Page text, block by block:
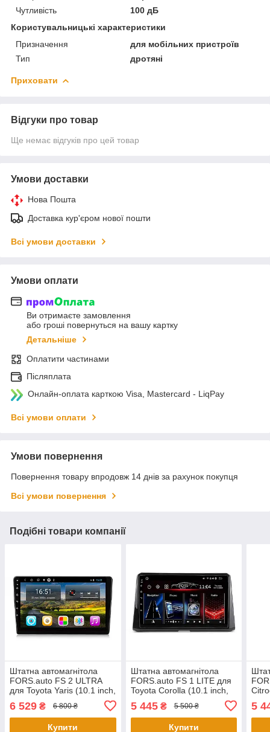
Чутливість
100 дБ
Користувальницькі характеристики
Призначення
для мобільних пристроїв
Тип
дротяні
Приховати
Відгуки про товар
Ще немає відгуків про цей товар
Умови доставки
Нова Пошта
Доставка кур'єром нової пошти
Всі умови доставки
Умови оплати
Ви отримаєте замовлення
або гроші повернуться на вашу картку
Детальніше
Оплатити частинами
Післяплата
Онлайн-оплата карткою Visa, Mastercard - LiqPay
Всі умови оплати
Умови повернення
Повернення товару впродовж 14 днів за рахунок покупця
Всі умови повернення
Подібні товари компанії
Штатна автомагнітола
FORS.auto FS 2 ULTRA
для Toyota Yaris (10.1 inch,
6 529 ₴ 6 800 ₴
Купити
Штатна автомагнітола
FORS.auto FS 1 LITE для
Toyota Corolla (10.1 inch,
5 445₴ 5 500 ₴
Купити
5